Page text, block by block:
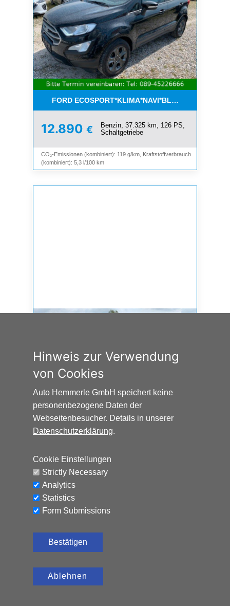
FORD
12.890 €
Benzin, 37.325 km, 126 PS,
Schaltgetriebe
CO₂-Emissionen (kombiniert): 119 g/km, Kraftstoffverbrauch
(kombiniert): 5,3 l/100 km
12.990€
Automatik
CO₂-Emissionen (kombiniert): 120 g/km, Kraftstoffverbrauch
Hinweis zur Verwendung
von Cookies
Auto Hemmerle GmbH speichert keine
personenbezogene Daten der
Webseitenbesucher. Details in unserer
Datenschutzerklärung.
Cookie Einstellungen
Strictly Necessary
Analytics
Statistics
Form Submissions
Bestätigen
Ablehnen